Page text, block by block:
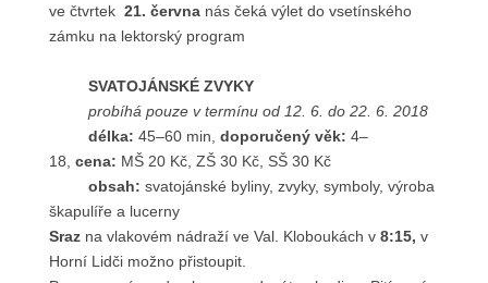
ve čtvrtek 21. června nás čeká výlet do vsetínského
zámku na lektorský program
SVATOJÁNSKÉ ZVYKY
probíhá pouze v termínu od 12. 6. do 22. 6. 2018
délka: 45–60 min, doporučený věk: 4–
18, cena: MŠ 20 Kč, ZŠ 30 Kč, SŠ 30 Kč
obsah: svatojánské byliny, zvyky, symboly, výroba
škapulíře a lucerny
Sraz na vlakovém nádraží ve Val. Kloboukách v 8:15, v
Horní Lidči možno přistoupit.